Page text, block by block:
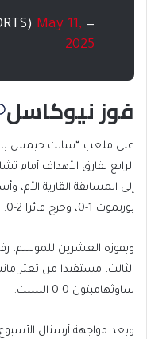
— beIN SPORTS (@beINSPORTS)
May 11,
2025
فوز نيوكاسل
على ملعب “سانت جيمس
الرابع بفارق الأهداف أمام
إلى المسابقة القارية الأم،
بورنموث 1-0، وخرج فائزا 2-0.
الثالث، مستفيدا من تعثر
ساوثهامبتون 0-0 السبت.
وبعد مواجهة أرسنال